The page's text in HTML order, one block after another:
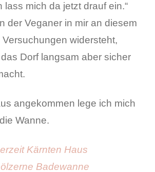
lass mich da jetzt drauf ein.“
der Veganer in mir an diesem
widersteht,
Dorf langsam aber sicher
angekommen lege ich mich
Wanne.